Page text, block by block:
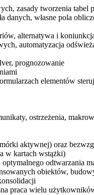
zasady tworzenia tabel
własne pola
alternatywa i
automatyzacja
prognozowanie
elementów
ostrzeżenia,
aktywnej) oraz
w kartach wstążki)
odtwarzania
obiektów,
praca wielu